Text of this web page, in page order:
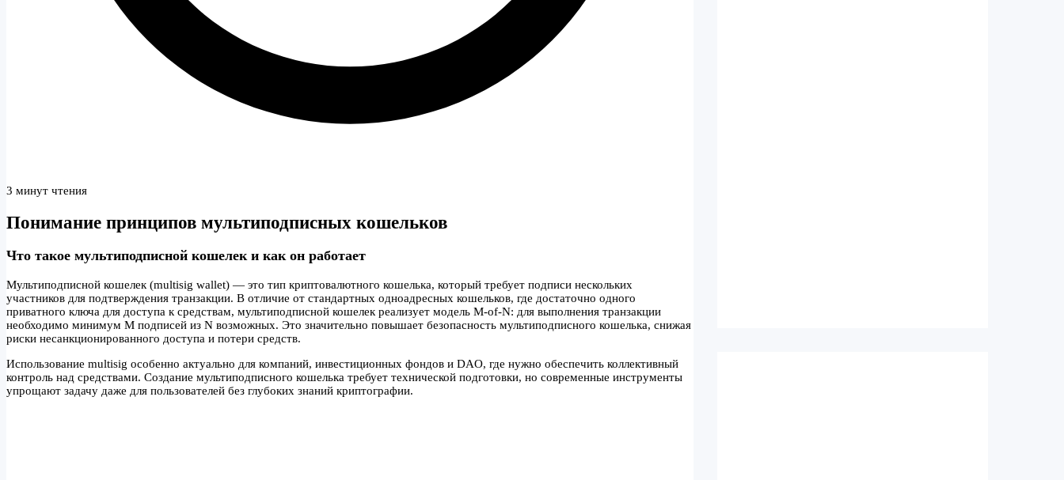
3 минут чтения
Понимание принципов мультиподписных кошельков
Что такое мультиподписной кошелек и как он работает
Мультиподписной кошелек (multisig wallet) — это тип криптовалютного кошелька, который требует подписи нескольких
участников для подтверждения транзакции. В отличие от стандартных одноадресных кошельков, где достаточно одного
приватного ключа для доступа к средствам, мультиподписной кошелек реализует модель M-of-N: для выполнения транзакции
необходимо минимум M подписей из N возможных. Это значительно повышает безопасность мультиподписного кошелька, снижая
риски несанкционированного доступа и потери средств.
Использование multisig особенно актуально для компаний, инвестиционных фондов и DAO, где нужно обеспечить коллективный
контроль над средствами. Создание мультиподписного кошелька требует технической подготовки, но современные инструменты
упрощают задачу даже для пользователей без глубоких знаний криптографии.